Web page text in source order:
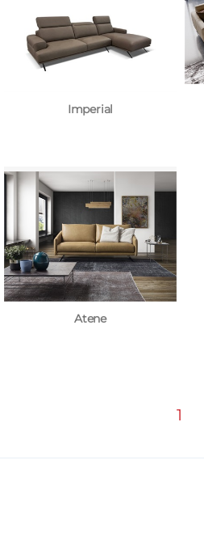
Imperial
Atene
1